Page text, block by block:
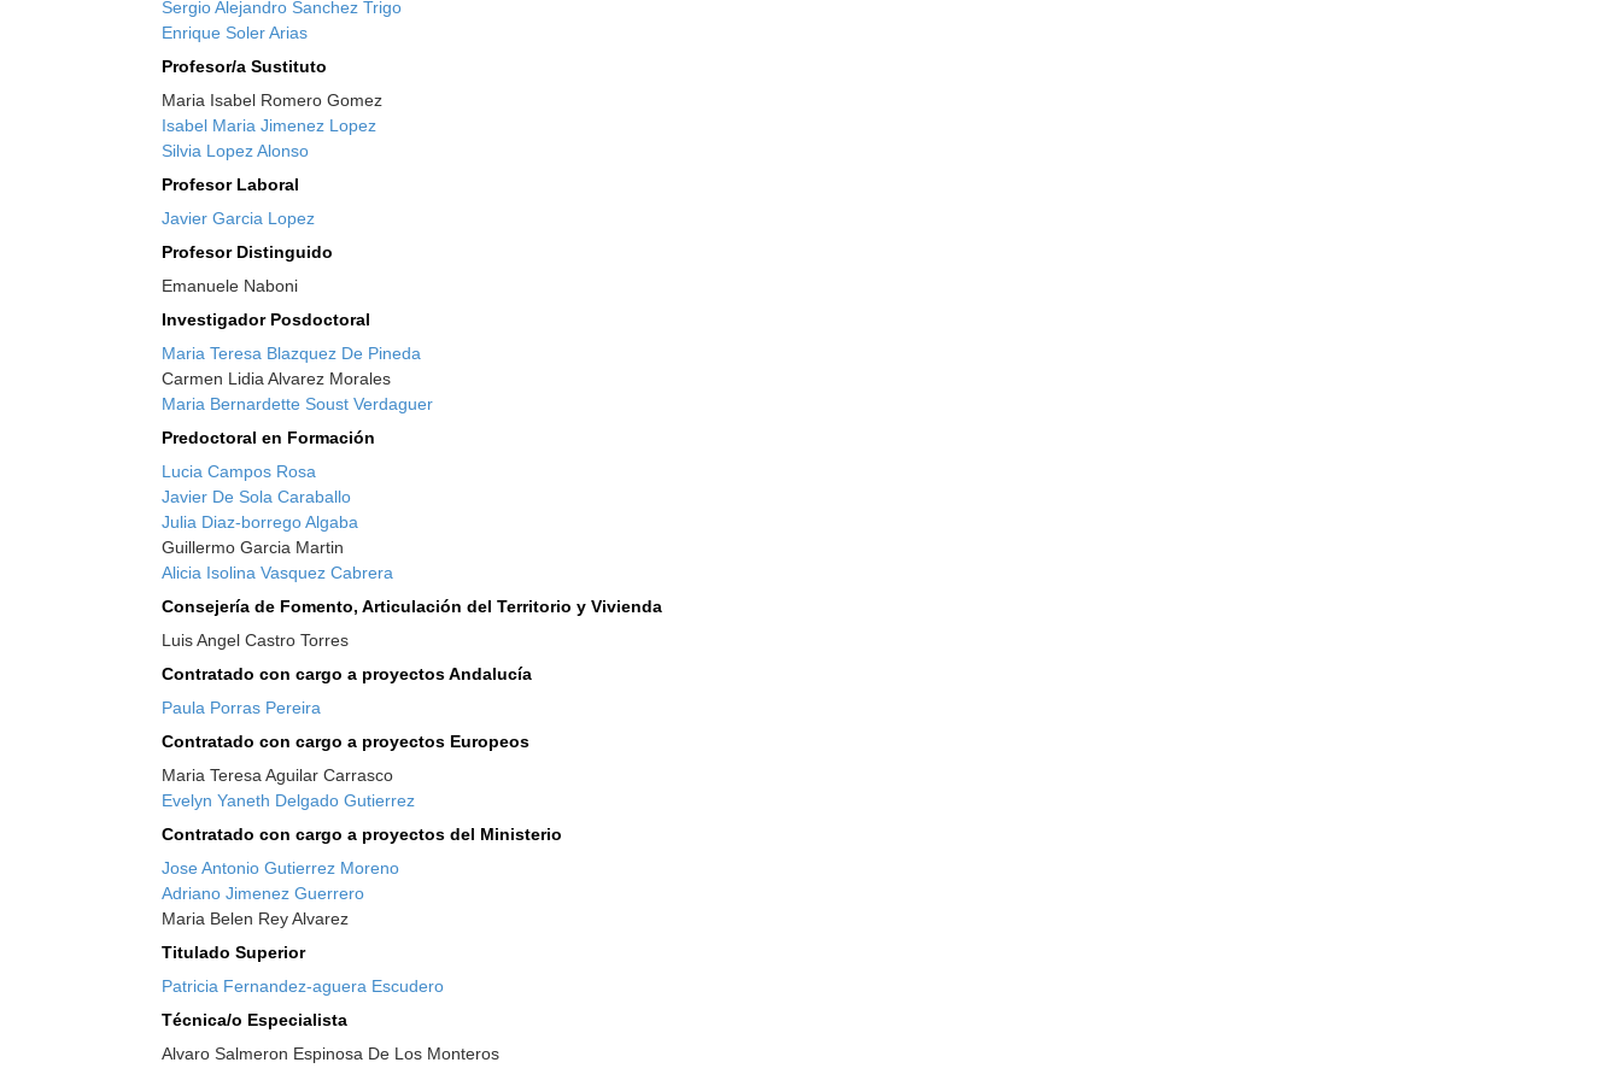
Sergio Alejandro Sanchez Trigo
Enrique Soler Arias
Profesor/a Sustituto
Maria Isabel Romero Gomez
Isabel Maria Jimenez Lopez
Silvia Lopez Alonso
Profesor Laboral
Javier Garcia Lopez
Profesor Distinguido
Emanuele Naboni
Investigador Posdoctoral
Maria Teresa Blazquez De Pineda
Carmen Lidia Alvarez Morales
Maria Bernardette Soust Verdaguer
Predoctoral en Formación
Lucia Campos Rosa
Javier De Sola Caraballo
Julia Diaz-borrego Algaba
Guillermo Garcia Martin
Alicia Isolina Vasquez Cabrera
Consejería de Fomento, Articulación del Territorio y Vivienda
Luis Angel Castro Torres
Contratado con cargo a proyectos Andalucía
Paula Porras Pereira
Contratado con cargo a proyectos Europeos
Maria Teresa Aguilar Carrasco
Evelyn Yaneth Delgado Gutierrez
Contratado con cargo a proyectos del Ministerio
Jose Antonio Gutierrez Moreno
Adriano Jimenez Guerrero
Maria Belen Rey Alvarez
Titulado Superior
Patricia Fernandez-aguera Escudero
Técnica/o Especialista
Alvaro Salmeron Espinosa De Los Monteros